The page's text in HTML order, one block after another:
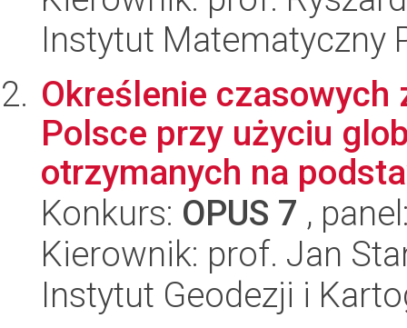
Instytut Matematyczny
Określenie czasowych
Polsce przy użyciu
otrzymanych na
Konkurs: OPUS 7 ,
Kierownik: prof. Jan
Instytut Geodezji i